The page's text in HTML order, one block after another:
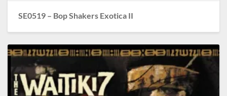
SE0519 – Bop Shakers Exotica II